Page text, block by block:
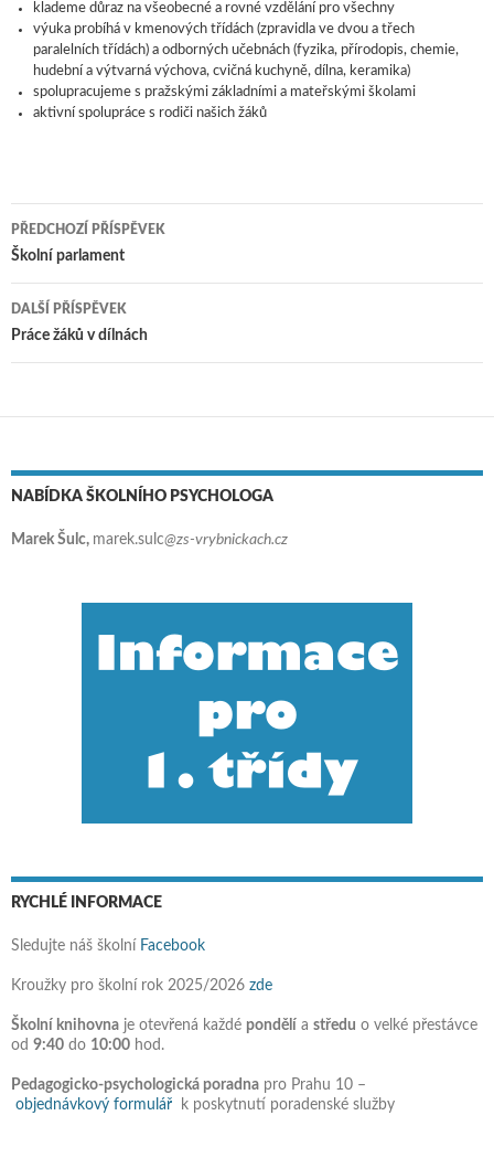
klademe důraz na všeobecné a rovné vzdělání pro všechny
výuka probíhá v kmenových třídách (zpravidla ve dvou a třech
paralelních třídách) a odborných učebnách (fyzika, přírodopis, chemie,
hudební a výtvarná výchova, cvičná kuchyně, dílna, keramika)
spolupracujeme s pražskými základními a mateřskými školami
aktivní spolupráce s rodiči našich žáků
Navigace pro příspěvky
PŘEDCHOZÍ PŘÍSPĚVEK
Školní parlament
DALŠÍ PŘÍSPĚVEK
Práce žáků v dílnách
NABÍDKA ŠKOLNÍHO PSYCHOLOGA
Marek Šulc, marek.sulc@zs-vrybnickach.cz
RYCHLÉ INFORMACE
Sledujte náš školní Facebook
Kroužky pro školní rok 2025/2026 zde
Školní knihovna je otevřená každé pondělí a středu o velké přestávce
od 9:40 do 10:00 hod.
Pedagogicko-psychologická poradna pro Prahu 10 –
objednávkový formulář k poskytnutí poradenské služby